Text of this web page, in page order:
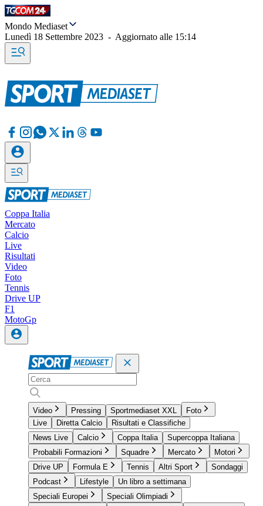
Mondo Mediaset
Lunedì 18 Settembre 2023 - Aggiornato alle 15:14
Coppa Italia
Mercato
Calcio
Live
Risultati
Video
Foto
Tennis
Drive UP
F1
MotoGp
Video Pressing Sportmediaset XXL
Foto
Live
Diretta Calcio
Risultati e Classifiche
News Live
Calcio Coppa Italia
Supercoppa Italiana
Probabili Formazioni
Squadre Mercato
Motori
Drive UP
Formula E Tennis Altri Sport
Sondaggi
Podcast
Lifestyle
Un libro a settimana
Speciali Europei
Speciali Olimpiadi